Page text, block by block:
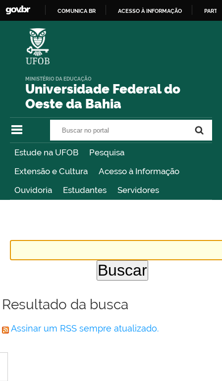
COMUNICA BR ACESSO À INFORMAÇÃO
Universidade Federal do
Oeste da Bahia
MINISTÉRIO DA EDUCAÇÃO
Estude na UFOB
Pesquisa
Extensão e Cultura
Acesso à Informação
Ouvidoria
Estudantes Servidores
Resultado da busca
Assinar um RSS sempre atualizado.